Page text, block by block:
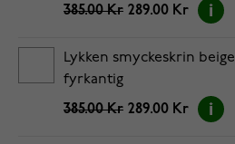
385.00 Kr 289.00 Kr
Lykken smyckeskrin beige
fyrkantig
385.00 Kr 289.00 Kr